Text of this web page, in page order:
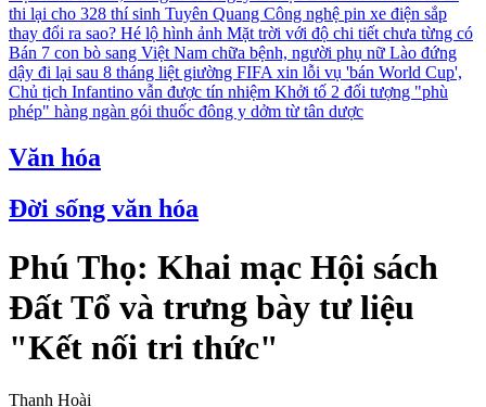
thi lại cho 328 thí sinh Tuyên Quang Công nghệ pin xe điện sắp
thay đổi ra sao? Hé lộ hình ảnh Mặt trời với độ chi tiết chưa từng có
Bán 7 con bò sang Việt Nam chữa bệnh, người phụ nữ Lào đứng
dậy đi lại sau 8 tháng liệt giường FIFA xin lỗi vụ 'bán World Cup',
Chủ tịch Infantino vẫn được tín nhiệm Khởi tố 2 đối tượng "phù
phép" hàng ngàn gói thuốc đông y dởm từ tân dược
Văn hóa
Đời sống văn hóa
​Phú Thọ: Khai mạc Hội sách
Đất Tổ và trưng bày tư liệu
"Kết nối tri thức"
Thanh Hoài